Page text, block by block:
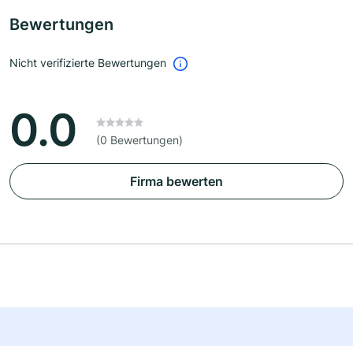
Bewertungen
Nicht verifizierte Bewertungen
0.0 (0 Bewertungen)
Firma bewerten